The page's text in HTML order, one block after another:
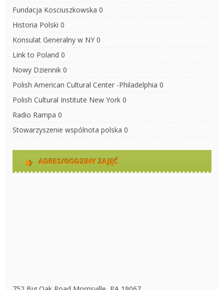
Fundacja Kosciuszkowska 0
Historia Polski 0
Konsulat Generalny w NY 0
Link to Poland 0
Nowy Dziennik 0
Polish American Cultural Center -Philadelphia 0
Polish Cultural Institute New York 0
Radio Rampa 0
Stowarzyszenie wspólnota polska 0
ADRES/GODZINY ZAJĘĆ